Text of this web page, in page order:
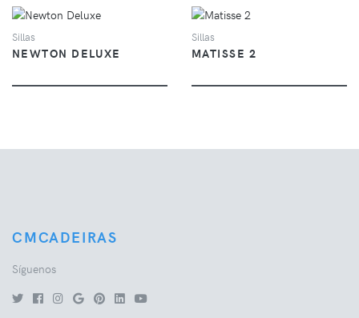
VER
Sillas
NEWTON DELUXE
Sillas
MATISSE 2
CMCADEIRAS
Síguenos